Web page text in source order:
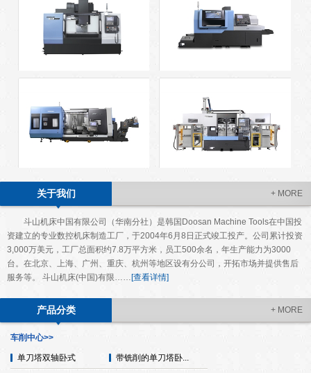
PUMA SMX series
PUMA TW series
+ MORE
关于我们
斗山机床中国有限公司（华南分社）是韩国Doosan Machine Tools在中国投
资建立的专业数控机床制造工厂，于2004年6月8日正式竣工投产。公司累计投资
3,000万美元，工厂总面积约7.8万平方米，员工500余名，年生产能力为3000
台。在北京、上海、广州、重庆、杭州等地区设有分公司，开拓市场并提供售后
服务等。 斗山机床(中国)有限…… [查看详情]
+ MORE
产品分类
车削中心>>
单刀塔双轴卧式 带铣削的单刀塔卧...